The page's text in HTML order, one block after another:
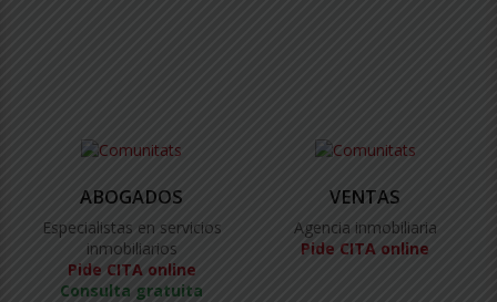
ABOGADOS
Especialistas en servicios
inmobiliarios
Pide CITA online
Consulta gratuita
VENTAS
Agencia inmobiliaria
Pide CITA online